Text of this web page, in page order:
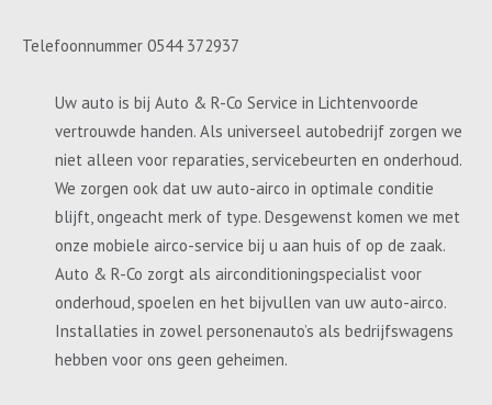
Telefoonnummer 0544 372937
Uw auto is bij Auto & R-Co Service in Lichtenvoorde
vertrouwde handen. Als universeel autobedrijf zorgen we
niet alleen voor reparaties, servicebeurten en onderhoud.
We zorgen ook dat uw auto-airco in optimale conditie
blijft, ongeacht merk of type. Desgewenst komen we met
onze mobiele airco-service bij u aan huis of op de zaak.
Auto & R-Co zorgt als airconditioningspecialist voor
onderhoud, spoelen en het bijvullen van uw auto-airco.
Installaties in zowel personenauto’s als bedrijfswagens
hebben voor ons geen geheimen.